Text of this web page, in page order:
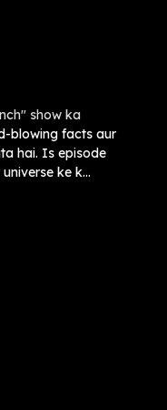
show ka
blowing facts aur
hai. Is episode
ke k...